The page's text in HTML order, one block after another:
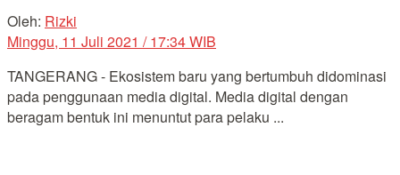
Oleh: Rizki
Minggu, 11 Juli 2021 / 17:34 WIB
TANGERANG - Ekosistem baru yang bertumbuh didominasi
pada penggunaan media digital. Media digital dengan
beragam bentuk ini menuntut para pelaku ...